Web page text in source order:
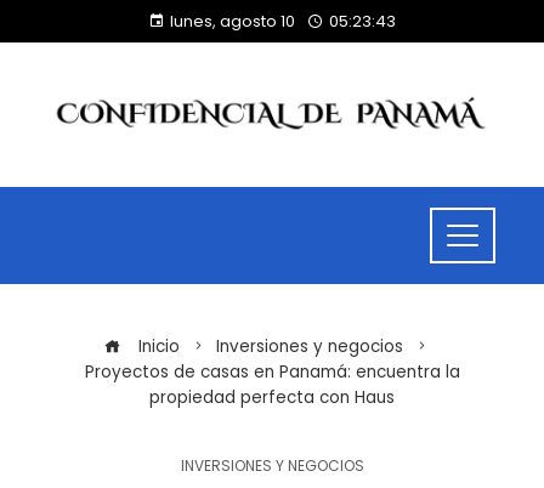
lunes, agosto 10 05:23:44
Inicio
Inversiones y negocios
Proyectos de casas en Panamá: encuentra la
propiedad perfecta con Haus
INVERSIONES Y NEGOCIOS